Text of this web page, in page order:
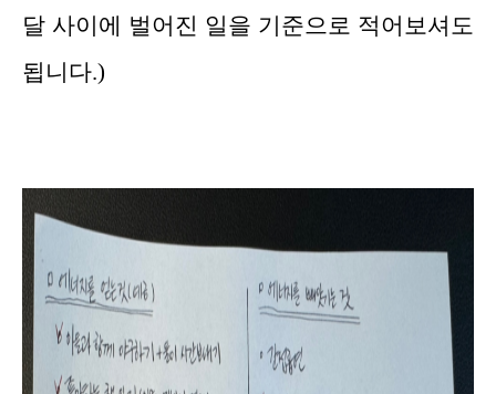
달 사이에 벌어진 일을 기준으로 적어보셔도
됩니다.)